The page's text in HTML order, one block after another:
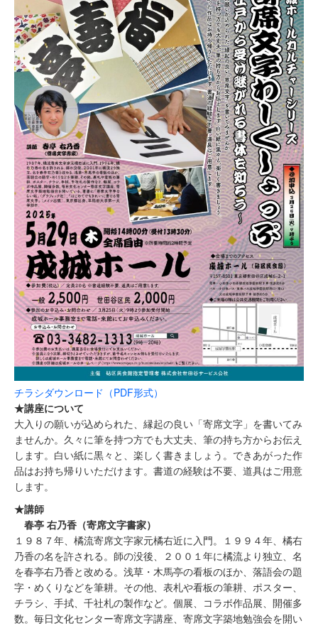
チラシダウンロード（PDF形式）
★講座について
大入りの願いが込められた、縁起の良い「寄席文字」を書いてみ
ませんか。久々に筆を持つ方でも大丈夫、筆の持ち方からお伝え
します。白い紙に黒々と、楽しく書きましょう。できあがった作
品はお持ち帰りいただけます。書道の経験は不要、道具はご用意
します。
★講師
春亭 右乃香（寄席文字書家）
１９８７年、橘流寄席文字家元橘右近に入門。１９９４年、橘右
乃香の名を許される。師の没後、２００１年に橘流より独立、名
を春亭右乃香と改める。浅草・木馬亭の看板のほか、落語会の題
字・めくりなどを筆耕。その他、表札や看板の筆耕、ポスター、
チラシ、手拭、千社札の製作など。個展、コラボ作品展、開催多
数。毎日文化センター寄席文字講座、寄席文字築地勉強会を開い